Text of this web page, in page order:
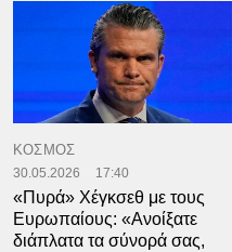
ΚΟΣΜΟΣ
30.05.2026 17:40
«Πυρά» Χέγκσεθ με τους
Ευρωπαίους: «Ανοίξατε
διάπλατα τα σύνορά σας,